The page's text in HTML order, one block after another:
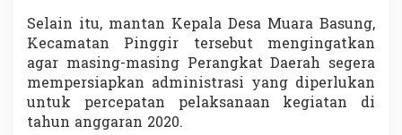
m
a
P
e
r
p
Selain itu, mantan Kepala Desa Muara Basung,
Kecamatan Pinggir tersebut mengingatkan
agar masing-masing Perangkat Daerah segera
mempersiapkan administrasi yang diperlukan
untuk percepatan pelaksanaan kegiatan di
tahun anggaran 2020.